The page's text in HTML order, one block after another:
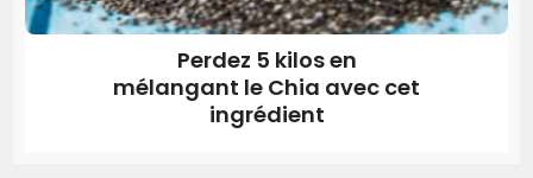
Perdez 5 kilos en
mélangant le Chia avec cet
ingrédient